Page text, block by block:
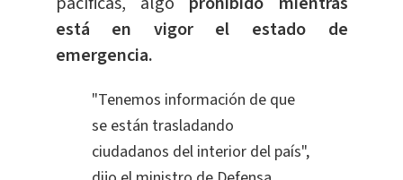
está en vigor el estado de
emergencia.
"Tenemos información de que
se están trasladando
ciudadanos del interior del país",